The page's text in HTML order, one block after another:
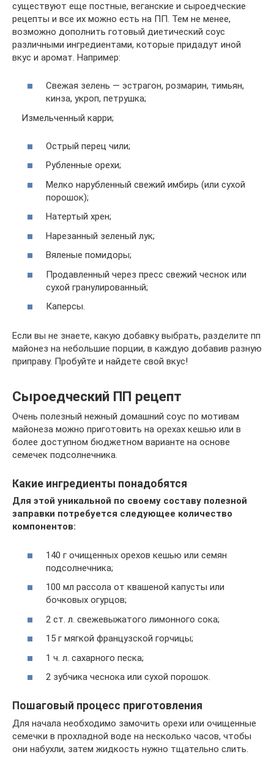
существуют еще постные, веганские и сыроедческие
рецепты и все их можно есть на ПП. Тем не менее,
возможно дополнить готовый диетический соус
различными ингредиентами, которые придадут иной
вкус и аромат. Например:
Свежая зелень — эстрагон, розмарин, тимьян,
кинза, укроп, петрушка;
Измельченный карри;
Острый перец чили;
Рубленные орехи;
Мелко нарубленный свежий имбирь (или сухой
порошок);
Натертый хрен;
Нарезанный зеленый лук;
Вяленые помидоры;
Продавленный через пресс свежий чеснок или
сухой гранулированный;
Каперсы.
Если вы не знаете, какую добавку выбрать, разделите пп
майонез на небольшие порции, в каждую добавив разную
приправу. Пробуйте и найдете свой вкус!
Сыроедческий ПП рецепт
Очень полезный нежный домашний соус по мотивам
майонеза можно приготовить на орехах кешью или в
более доступном бюджетном варианте на основе
семечек подсолнечника.
Какие ингредиенты понадобятся
Для этой уникальной по своему составу полезной
заправки потребуется следующее количество
компонентов:
140 г очищенных орехов кешью или семян
подсолнечника;
100 мл рассола от квашеной капусты или
бочковых огурцов;
2 ст. л. свежевыжатого лимонного сока;
15 г мягкой французской горчицы;
1 ч. л. сахарного песка;
2 зубчика чеснока или сухой порошок.
Пошаговый процесс приготовления
Для начала необходимо замочить орехи или очищенные
семечки в прохладной воде на несколько часов, чтобы
они набухли, затем жидкость нужно тщательно слить.